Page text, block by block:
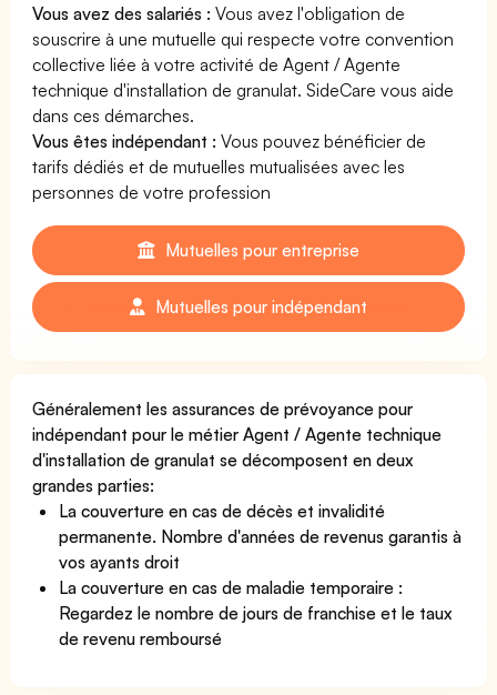
Vous avez des salariés : Vous avez l'obligation de
souscrire à une mutuelle qui respecte votre convention
collective liée à votre activité de Agent / Agente
technique d'installation de granulat. SideCare vous aide
dans ces démarches.
Vous êtes indépendant : Vous pouvez bénéficier de
tarifs dédiés et de mutuelles mutualisées avec les
personnes de votre profession
Mutuelles pour entreprise
Mutuelles pour indépendant
Généralement les assurances de prévoyance pour
indépendant pour le métier Agent / Agente technique
d'installation de granulat se décomposent en deux
grandes parties:
La couverture en cas de décès et invalidité
permanente. Nombre d'années de revenus garantis à
vos ayants droit
La couverture en cas de maladie temporaire :
Regardez le nombre de jours de franchise et le taux
de revenu remboursé